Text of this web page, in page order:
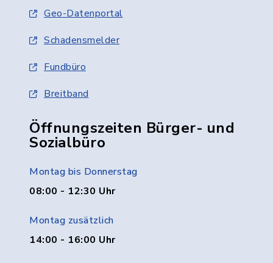
Geo-Datenportal
Schadensmelder
Fundbüro
Breitband
Öffnungszeiten Bürger- und
Sozialbüro
Montag bis Donnerstag
08:00 - 12:30 Uhr
Montag zusätzlich
14:00 - 16:00 Uhr